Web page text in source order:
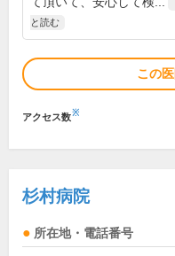
と読む
この
アクセス数※
杉村病院
所在地・電話番号